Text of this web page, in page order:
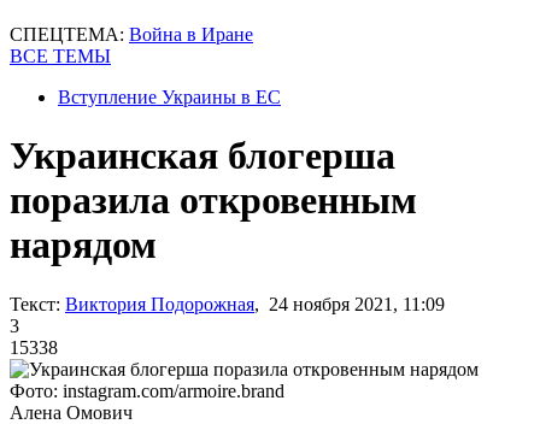
СПЕЦТЕМА: Война в Иране
ВСЕ ТЕМЫ
Вступление Украины в ЕС
Украинская блогерша
поразила откровенным
нарядом
Текст: Виктория Подорожная, 24 ноября 2021, 11:09
3
15338
Фото: instagram.com/armoire.brand
Алена Омович